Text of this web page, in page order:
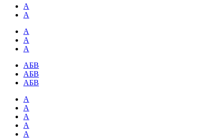
А
А
А
А
А
АБВ
АБВ
АБВ
А
А
А
А
А